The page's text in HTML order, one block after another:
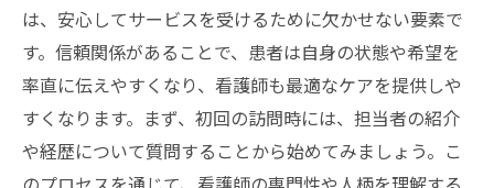
訪問看護ステーションとの連携方法
定期的な訪問のスケジュール管理
訪問看護ステーションからの報告を活用す
る
複数の医療機関との情報共有
は、安心してサービスを受けるために欠かせない要素で
す。信頼関係があることで、患者は自身の状態や希望を
率直に伝えやすくなり、看護師も最適なケアを提供しや
すくなります。まず、初回の訪問時には、担当者の紹介
や経歴について質問することから始めてみましょう。こ